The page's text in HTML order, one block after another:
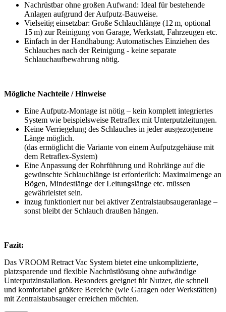
Nachrüstbar ohne großen Aufwand: Ideal für bestehende
Anlagen aufgrund der Aufputz‑Bauweise.
Vielseitig einsetzbar: Große Schlauchlänge (12 m, optional
15 m) zur Reinigung von Garage, Werkstatt, Fahrzeugen etc.
Einfach in der Handhabung: Automatisches Einziehen des
Schlauches nach der Reinigung - keine separate
Schlauchaufbewahrung nötig.
Mögliche Nachteile / Hinweise
Eine Aufputz-Montage ist nötig – kein komplett integriertes
System wie beispielsweise Retraflex mit Unterputzleitungen.
Keine Verriegelung des Schlauches in jeder ausgezogenene
Länge möglich.
(das ermöglicht die Variante von einem Aufputzgehäuse mit
dem Retraflex-System)
Eine Anpassung der Rohrführung und Rohrlänge auf die
gewünschte Schlauchlänge ist erforderlich: Maximalmenge an
Bögen, Mindestlänge der Leitungslänge etc. müssen
gewährleistet sein.
inzug funktioniert nur bei aktiver Zentralstaubsaugeranlage –
sonst bleibt der Schlauch draußen hängen.
Fazit:
Das VROOM Retract Vac System bietet eine unkomplizierte,
platzsparende und flexible Nachrüstlösung ohne aufwändige
Unterputzinstallation. Besonders geeignet für Nutzer, die schnell
und komfortabel größere Bereiche (wie Garagen oder Werkstätten)
mit Zentralstaubsauger erreichen möchten.